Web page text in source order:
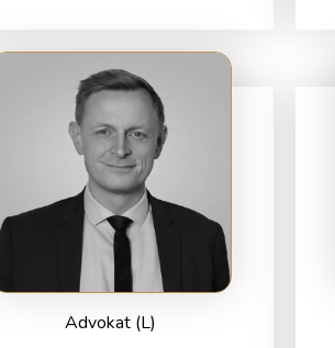
Advokat (L)